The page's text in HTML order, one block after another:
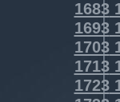
1683
1693
1703
1713
1723